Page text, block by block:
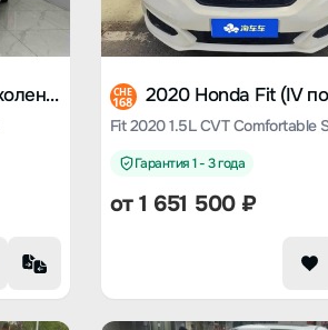
2021 Honda Fit (IV поколение) CHE
168
Гарантия 1 - 3 года
от1 651 500₽